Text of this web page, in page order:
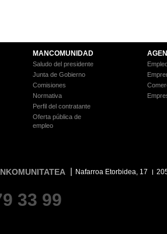
MANCOMUNIDAD
Saludo del presidente
Junta de Gobierno
Comisiones
Normativa
Perfil del contratante
Oferta pública de
empleo
Nafarroa Etorbidea, 17
33 99